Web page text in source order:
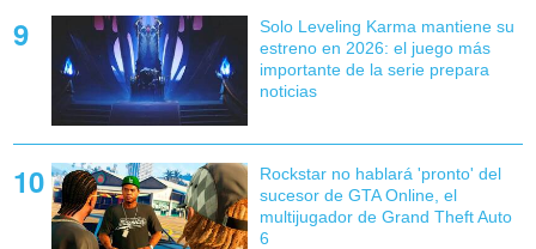
Solo Leveling Karma mantiene su
estreno en 2026: el juego más
importante de la serie prepara
noticias
Rockstar no hablará 'pronto' del
sucesor de GTA Online, el
multijugador de Grand Theft Auto
6